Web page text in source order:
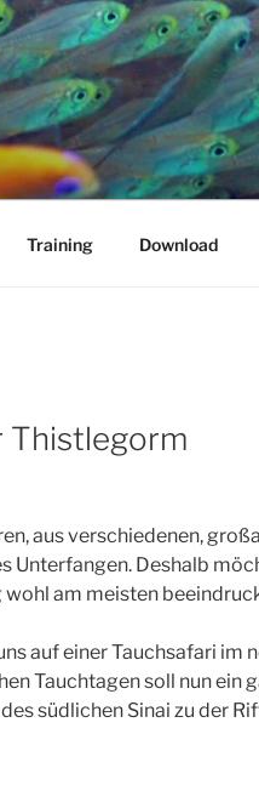
Training Download
Thistlegorm
aus verschiedenen,
Unterfangen. Deshalb
am meisten
auf einer Tauchsafari im
Tauchtagen soll nun ein
südlichen Sinai zu der